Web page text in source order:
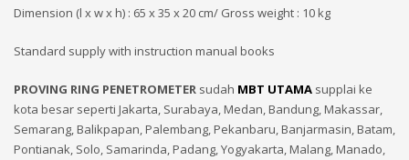
Dimension (l x w x h) : 65 x 35 x 20 cm/ Gross weight : 10 kg
Standard supply with instruction manual books
PROVING RING PENETROMETER sudah MBT UTAMA supplai ke
kota besar seperti Jakarta, Surabaya, Medan, Bandung, Makassar,
Semarang, Balikpapan, Palembang, Pekanbaru, Banjarmasin, Batam,
Pontianak, Solo, Samarinda, Padang, Yogyakarta, Malang, Manado,